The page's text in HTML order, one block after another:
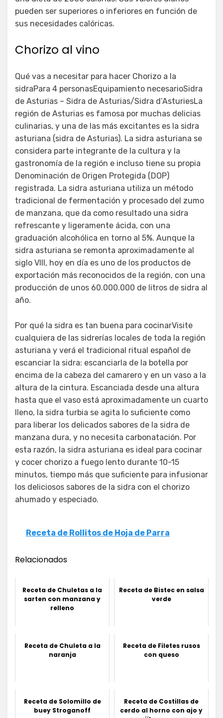
pueden ser superiores o inferiores en función de
sus necesidades calóricas.
Chorizo al vino
Qué vas a necesitar para hacer Chorizo a la
sidraPara 4 personasEquipamiento necesarioSidra
de Asturias – Sidra de Asturias/Sidra d’AsturiesLa
región de Asturias es famosa por muchas delicias
culinarias, y una de las más excitantes es la sidra
asturiana (sidra de Asturias). La sidra asturiana se
considera parte integrante de la cultura y la
gastronomía de la región e incluso tiene su propia
Denominación de Origen Protegida (DOP)
registrada. La sidra asturiana utiliza un método
tradicional de fermentación y procesado del zumo
de manzana, que da como resultado una sidra
refrescante y ligeramente ácida, con una
graduación alcohólica en torno al 5%. Aunque la
sidra asturiana se remonta aproximadamente al
siglo VIII, hoy en día es uno de los productos de
exportación más reconocidos de la región, con una
producción de unos 60.000.000 de litros de sidra al
año.
Por qué la sidra es tan buena para cocinarVisite
cualquiera de las sidrerías locales de toda la región
asturiana y verá el tradicional ritual español de
escanciar la sidra: escanciarla de la botella por
encima de la cabeza del camarero y en un vaso a la
altura de la cintura. Escanciada desde una altura
hasta que el vaso está aproximadamente un cuarto
lleno, la sidra turbia se agita lo suficiente como
para liberar los delicados sabores de la sidra de
manzana dura, y no necesita carbonatación. Por
esta razón, la sidra asturiana es ideal para cocinar
y cocer chorizo a fuego lento durante 10-15
minutos, tiempo más que suficiente para infusionar
los deliciosos sabores de la sidra con el chorizo
ahumado y especiado.
Receta de Rollitos de Hoja de Parra
Relacionados
Receta de Chuletas a la
sarten con manzana y
relleno
Receta de Bistec en salsa
verde
Receta de Chuleta a la
naranja
Receta de Filetes rusos
con queso
Receta de Solomillo de
buey Stroganoff
Receta de Costillas de
cerdo al horno con ajo y